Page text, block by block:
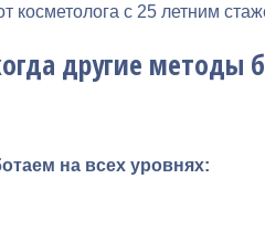
косметолога с 25 летним
другие методы
на всех уровнях: